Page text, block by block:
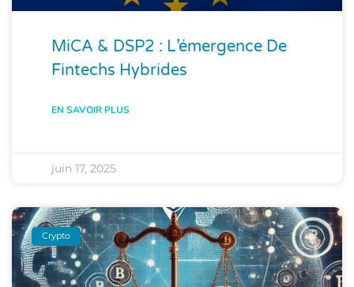
MiCA & DSP2 : L’émergence De
Fintechs Hybrides
EN SAVOIR PLUS
juin 17, 2025
Crypto